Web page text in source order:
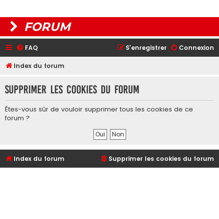
FORUM
FAQ Connexion
S’enregistrer
Index du forum
Supprimer les cookies du forum
Êtes-vous sûr de vouloir supprimer tous les cookies de ce
forum ?
Index du forum Supprimer les cookies du forum